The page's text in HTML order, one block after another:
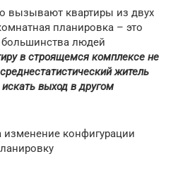
вызывают квартиры из двух
планировка – это
людей
в строящемся комплексе не
житель
выход в другом
изменение конфигурации